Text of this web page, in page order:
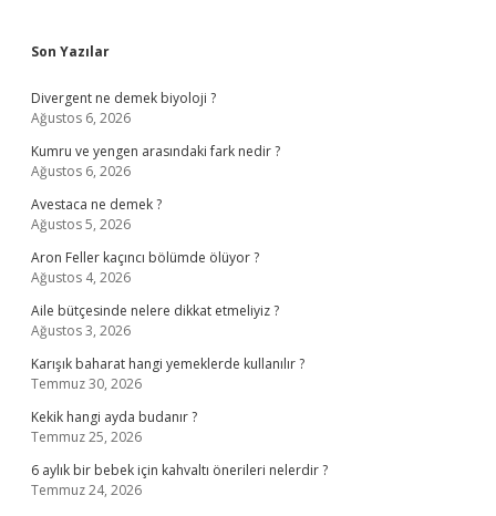
Sidebar
Son Yazılar
Divergent ne demek biyoloji ?
Ağustos 6, 2026
Kumru ve yengen arasındaki fark nedir ?
Ağustos 6, 2026
Avestaca ne demek ?
Ağustos 5, 2026
Aron Feller kaçıncı bölümde ölüyor ?
Ağustos 4, 2026
Aile bütçesinde nelere dikkat etmeliyiz ?
Ağustos 3, 2026
Karışık baharat hangi yemeklerde kullanılır ?
Temmuz 30, 2026
Kekik hangi ayda budanır ?
Temmuz 25, 2026
6 aylık bir bebek için kahvaltı önerileri nelerdir ?
Temmuz 24, 2026